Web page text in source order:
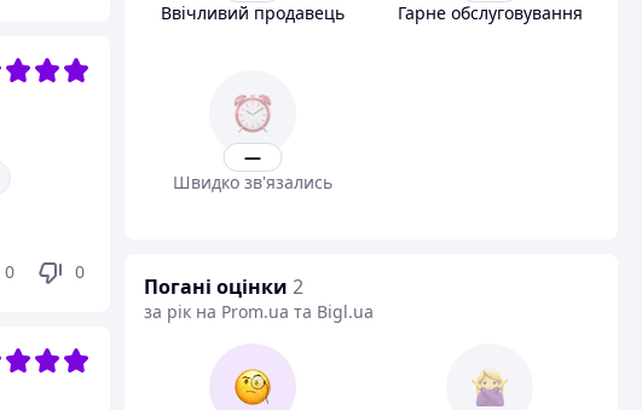
0 0
Ввічливий продавець
Гарне обслуговування
—
Швидко зв'язались
Погані оцінки 2
за рік на Prom.ua та Bigl.ua